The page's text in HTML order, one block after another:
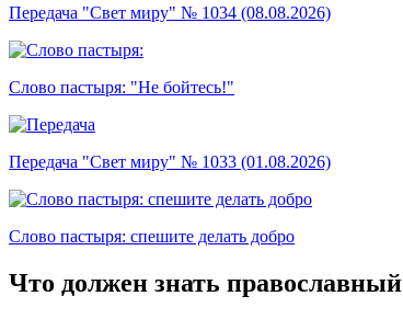
Передача "Свет миру" № 1034 (08.08.2026)
Слово пастыря: "Не бойтесь!"
Передача "Свет миру" № 1033 (01.08.2026)
Слово пастыря: спешите делать добро
Что должен знать православный